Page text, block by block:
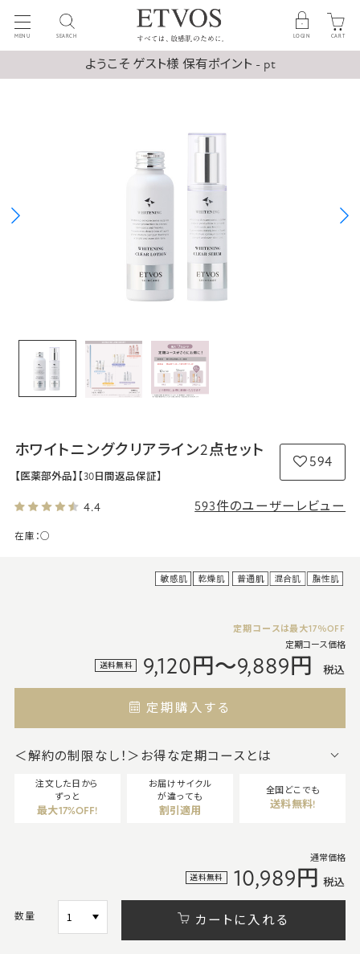
MENU SEARCH LOGIN CART
ようこそ ゲスト様 保有ポイント - pt
4.4 593件のユーザーレビュー
ホワイトニングクリアライン2点セット
594
【医薬部外品】 【30日間返品保証】
在庫：○
定期コース価格
送料無料 9,120円～9,889円 税込
定期コースは最大17％OFF
定期購入する
＜解約の制限なし！＞お得な定期コースとは
注文した日から
ずっと
最大17%OFF!
お届けサイクル
が違っても
割引適用
全国どこでも
送料無料!
通常価格
送料無料 10,989円 税込
カートに入れる
数量